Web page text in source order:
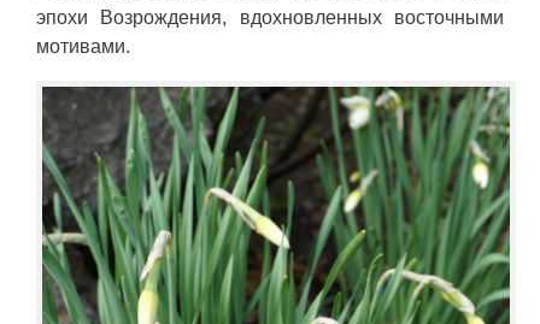
эпохи Возрождения, вдохновленных восточными
мотивами.